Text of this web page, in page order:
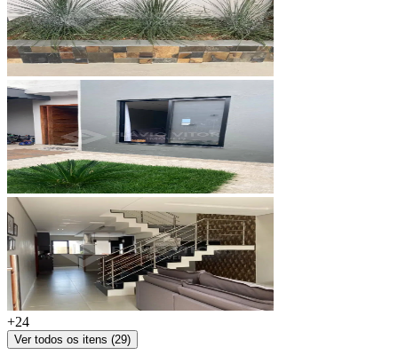
+24
Ver todos os itens (29)